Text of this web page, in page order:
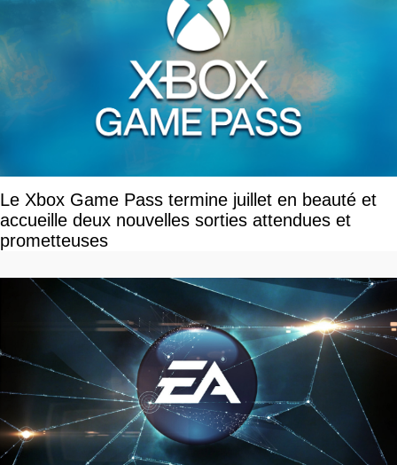
Le Xbox Game Pass termine juillet en beauté et
accueille deux nouvelles sorties attendues et
prometteuses